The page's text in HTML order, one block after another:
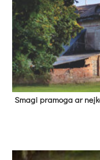
Sma­gi pra­mo­ga ar